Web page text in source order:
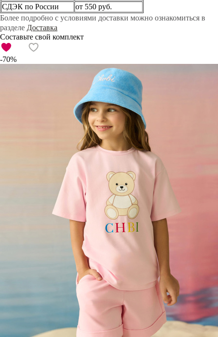
СДЭК по России
от 550 руб.
Более подробно с условиями доставки можно ознакомиться в
разделе Доставка
Составьте свой комплект
-70%